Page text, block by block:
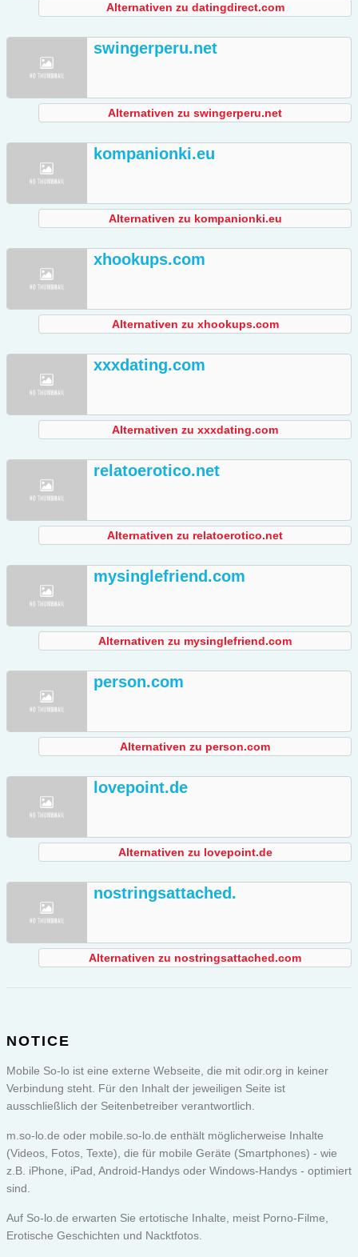
Alternativen zu datingdirect.com
swingerperu.net
Alternativen zu swingerperu.net
kompanionki.eu
Alternativen zu kompanionki.eu
xhookups.com
Alternativen zu xhookups.com
xxxdating.com
Alternativen zu xxxdating.com
relatoerotico.net
Alternativen zu relatoerotico.net
mysinglefriend.com
Alternativen zu mysinglefriend.com
person.com
Alternativen zu person.com
lovepoint.de
Alternativen zu lovepoint.de
nostringsattached.
Alternativen zu nostringsattached.com
NOTICE
Mobile So-lo ist eine externe Webseite, die mit odir.org in keiner
Verbindung steht. Für den Inhalt der jeweiligen Seite ist
ausschließlich der Seitenbetreiber verantwortlich.
m.so-lo.de oder mobile.so-lo.de enthält möglicherweise Inhalte
(Videos, Fotos, Texte), die für mobile Geräte (Smartphones) - wie
z.B. iPhone, iPad, Android-Handys oder Windows-Handys - optimiert
sind.
Auf So-lo.de erwarten Sie ertotische Inhalte, meist Porno-Filme,
Erotische Geschichten und Nacktfotos.